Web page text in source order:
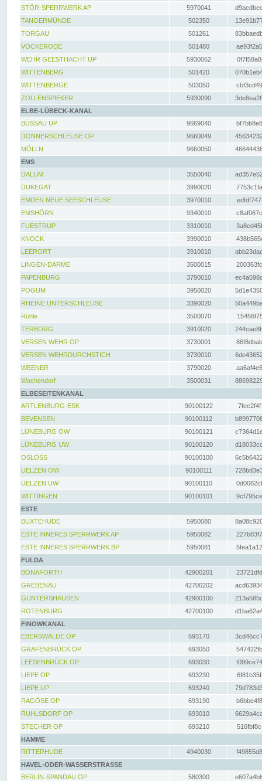
STÖR-SPERRWERK AP 5970041
TANGERMÜNDE
502350
TORGAU
501261
VOCKERODE
501480
WEHR GEESTHACHT UP
5930062
WITTENBERG
501420
WITTENBERGE
503050
ZOLLENSPIEKER
5930090
ELBE-LÜBECK-KANAL
BÜSSAU UP
9669040
DONNERSCHLEUSE OP
9660049
MÖLLN
9660050
EMS
DALUM
3550040
DUKEGAT
3990020
EMDEN NEUE SEESCHLEUSE
3970010
EMSHÖRN
9340010
FUESTRUP
3310010
KNOCK
3990010
LEERORT
3910010
LINGEN-DARME
3500015
PAPENBURG
3790010
POGUM
3950020
RHEINE UNTERSCHLEUSE
3390020
Rühle
3500070
TERBORG
3910020
VERSEN WEHR OP
3730001
VERSEN WEHRDURCHSTICH
3730010
WEENER
3790020
Wachendorf
3500031
ELBESEITENKANAL
ARTLENBURG-ESK
90100122
BEVENSEN
90100112
LÜNEBURG OW
90100121
LÜNEBURG UW
90100120
OSLOSS
90100100
UELZEN OW
90100111
UELZEN UW
90100110
WITTINGEN
90100101
ESTE
BUXTEHUDE
5950080
ESTE INNERES SPERRWERK AP
5950082
ESTE INNERES SPERRWERK BP
5950081
FULDA
BONAFORTH
42900201
GREBENAU
42700202
GUNTERSHAUSEN
42900100
ROTENBURG
42700100
FINOWKANAL
EBERSWALDE OP
693170
GRAFENBRÜCK OP
693050
LEESENBRÜCK OP
693030
LIEPE OP
693230
LIEPE UP
693240
RAGÖSE OP
693190
RUHLSDORF OP
693010
STECHER OP
693210
HAMME
RITTERHUDE
4940030
HAVEL-ODER-WASSERSTRASSE
BERLIN-SPANDAU OP
580300